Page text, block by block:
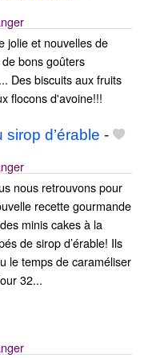
jolie et nouvelles de
bons goûters
Des biscuits aux fruits
flocons d'avoine!!!
d’érable -
nous retrouvons pour
recette gourmande
minis cakes à la
de sirop d’érable! Ils
le temps de caraméliser
32...